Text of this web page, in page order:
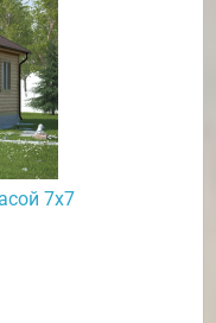
7х7